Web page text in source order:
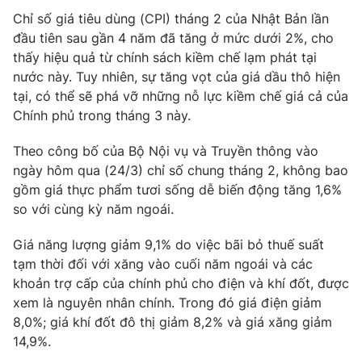
Giải sao mai
Sao
Làm đẹp
Chất lượng cuộc sống
Giáo dục
Tuyển sinh
Học trực tuyến
Công nghệ
Hitech Công nghệ tương lai
Sản phẩm
Thị trường
Tư vấn
Giao lưu trực tuyến
Lịch phát sóng
Chuyên mục khác
Emagazine Podcast
Photo Infographic
Video Shorts video
Chỉ số giá tiêu dùng (CPI) tháng 2 của Nhật Bản lần
đầu tiên sau gần 4 năm đã tăng ở mức dưới 2%, cho
thấy hiệu quả từ chính sách kiềm chế lạm phát tại
nước này. Tuy nhiên, sự tăng vọt của giá dầu thô hiện
tại, có thể sẽ phá vỡ những nỗ lực kiềm chế giá cả của
Chính phủ trong tháng 3 này.
Theo công bố của Bộ Nội vụ và Truyền thông vào
ngày hôm qua (24/3) chỉ số chung tháng 2, không bao
gồm giá thực phẩm tươi sống dễ biến động tăng 1,6%
so với cùng kỳ năm ngoái.
Giá năng lượng giảm 9,1% do việc bãi bỏ thuế suất
tạm thời đối với xăng vào cuối năm ngoái và các
khoản trợ cấp của chính phủ cho điện và khí đốt, được
xem là nguyên nhân chính. Trong đó giá điện giảm
8,0%; giá khí đốt đô thị giảm 8,2% và giá xăng giảm
14,9%.